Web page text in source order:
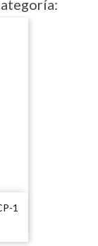
1